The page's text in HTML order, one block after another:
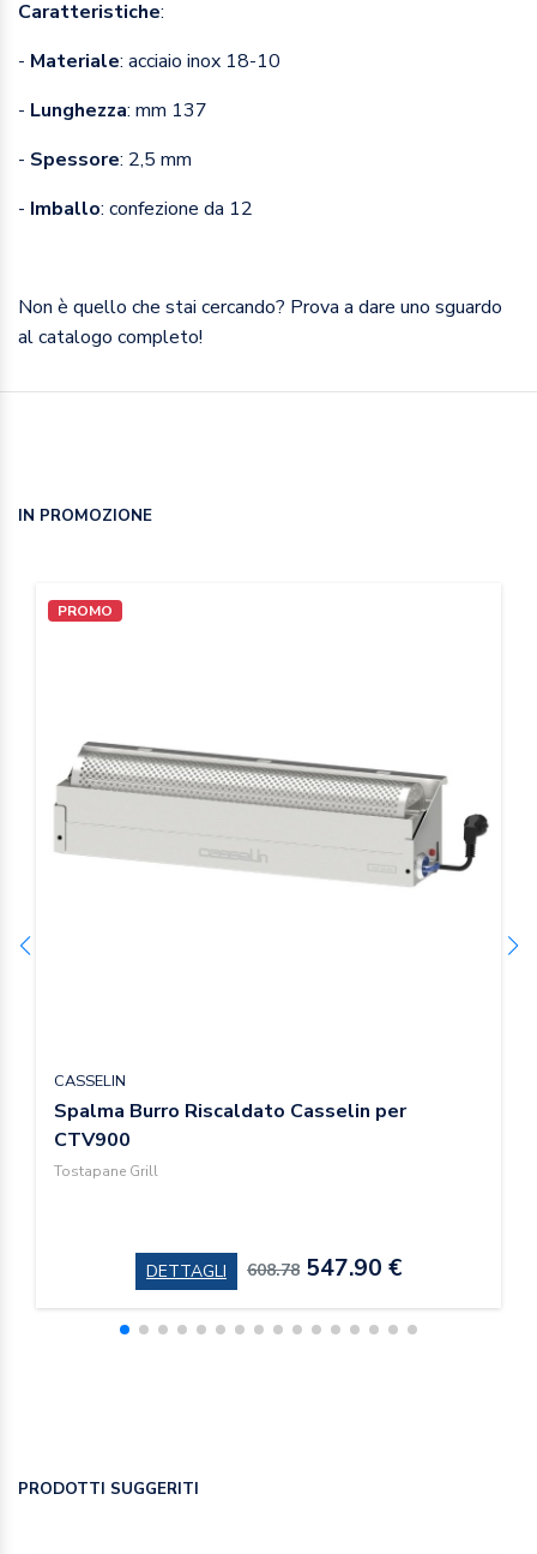
Caratteristiche:
- Materiale: acciaio inox 18-10
- Lunghezza: mm 137
- Spessore: 2,5 mm
- Imballo: confezione da 12
Non è quello che stai cercando? Prova a dare uno sguardo
al catalogo completo!
IN PROMOZIONE
PROMO
CASSELIN
Spalma Burro Riscaldato Casselin per
CTV900
Tostapane Grill
DETTAGLI 608.78 547.90 €
PRODOTTI SUGGERITI